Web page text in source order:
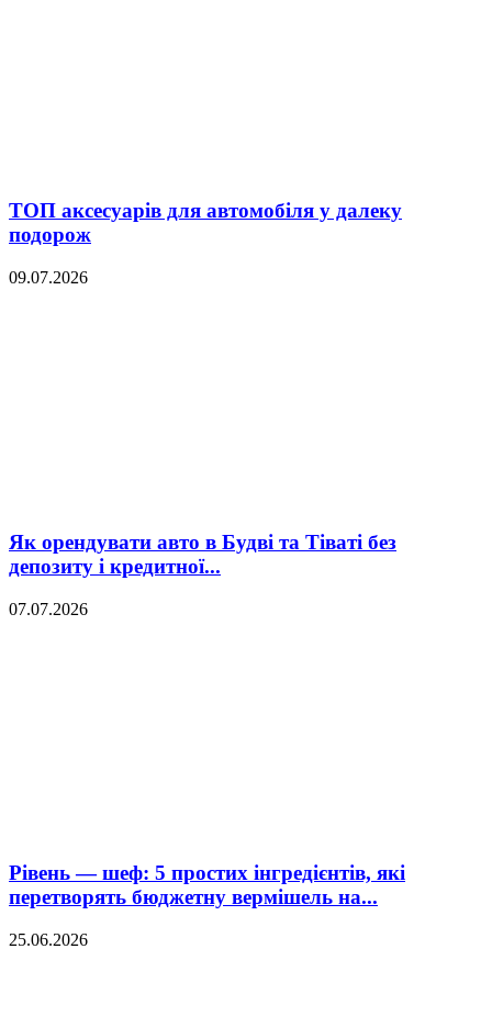
ТОП аксесуарів для автомобіля у далеку
подорож
09.07.2026
Як орендувати авто в Будві та Тіваті без
депозиту і кредитної...
07.07.2026
Рівень — шеф: 5 простих інгредієнтів, які
перетворять бюджетну вермішель на...
25.06.2026